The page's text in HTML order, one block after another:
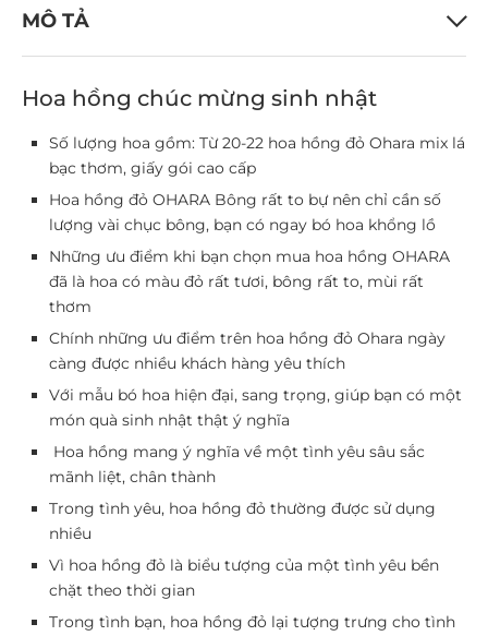
MÔ TẢ
Hoa hồng chúc mừng sinh nhật
Số lượng hoa gồm: Từ 20-22 hoa hồng đỏ Ohara mix lá
bạc thơm, giấy gói cao cấp
Hoa hồng đỏ OHARA Bông rất to bự nên chỉ cần số
lượng vài chục bông, bạn có ngay bó hoa khổng lồ
Những ưu điểm khi bạn chọn mua hoa hồng OHARA
đã là hoa có màu đỏ rất tươi, bông rất to, mùi rất
thơm
Chính những ưu điểm trên hoa hồng đỏ Ohara ngày
càng được nhiều khách hàng yêu thích
Với mẫu bó hoa hiện đại, sang trọng, giúp bạn có một
món quà sinh nhật thật ý nghĩa
Hoa hồng mang ý nghĩa về một tình yêu sâu sắc
mãnh liệt, chân thành
Trong tình yêu, hoa hồng đỏ thường được sử dụng
nhiều
Vì hoa hồng đỏ là biểu tượng của một tình yêu bền
chặt theo thời gian
Trong tình bạn, hoa hồng đỏ lại tượng trưng cho tình